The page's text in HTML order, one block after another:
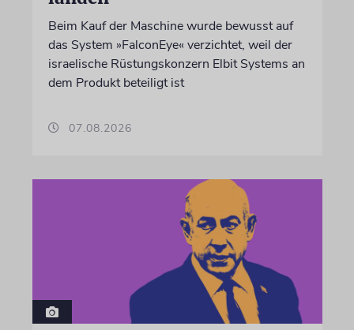
Beim Kauf der Maschine wurde bewusst auf
das System »FalconEye« verzichtet, weil der
israelische Rüstungskonzern Elbit Systems an
dem Produkt beteiligt ist
07.08.2026